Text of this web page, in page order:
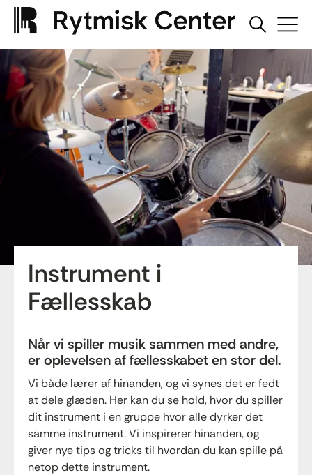
Instrument i
Fællesskab
Når vi spiller musik sammen med andre,
er oplevelsen af fællesskabet en stor del.
Vi både lærer af hinanden, og vi synes det er fedt
at dele glæden. Her kan du se hold, hvor du spiller
dit instrument i en gruppe hvor alle dyrker det
samme instrument. Vi inspirerer hinanden, og
giver nye tips og tricks til hvordan du kan spille på
netop dette instrument.